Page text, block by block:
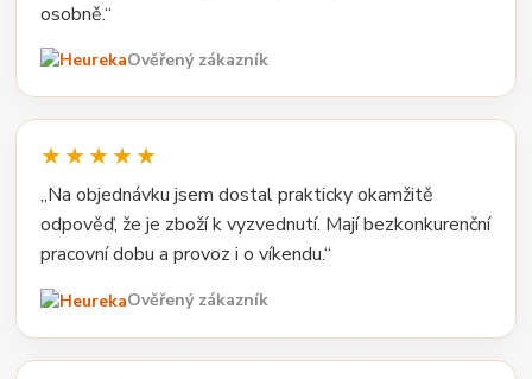
osobně.“
Ověřený zákazník
★★★★★
„Na objednávku jsem dostal prakticky okamžitě
odpověď, že je zboží k vyzvednutí. Mají bezkonkurenční
pracovní dobu a provoz i o víkendu.“
Ověřený zákazník